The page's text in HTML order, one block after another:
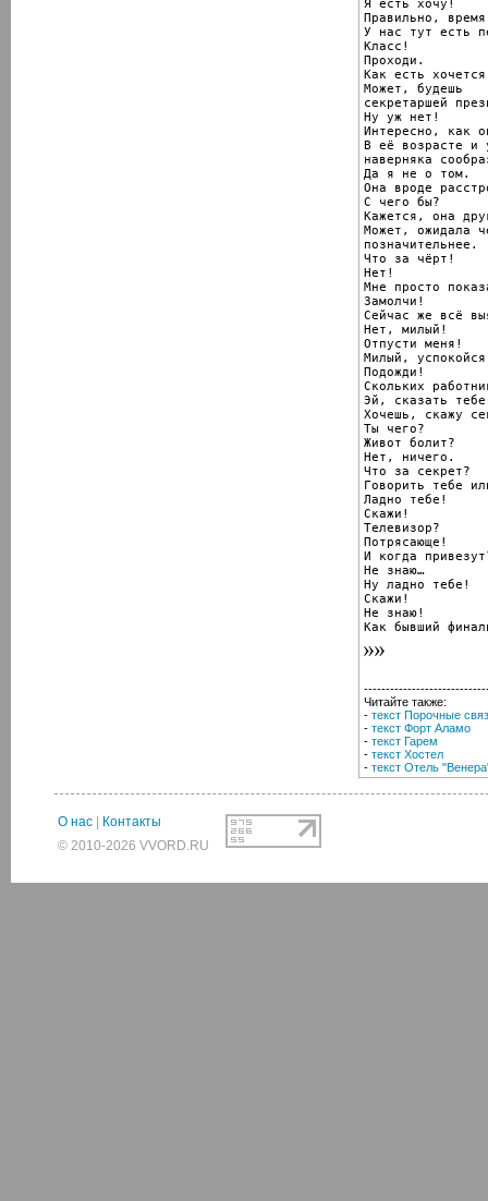
Я есть хочу!
Правильно,
У нас тут есть
Класс!
Проходи.
Как есть
Может, будешь
секретаршей
Ну уж нет!
Интересно, как
В её возрасте и
наверняка
Да я не о том.
Она вроде
С чего бы?
Кажется, она
Может, ожидала
позначительнее.
Что за чёрт!
Нет!
Мне просто
Замолчи!
Сейчас же всё
Нет, милый!
Отпусти меня!
Милый,
Подожди!
Скольких
Эй, сказать тебе
Хочешь, скажу
Ты чего?
Живот болит?
Нет, ничего.
Что за секрет?
Говорить тебе
Ладно тебе!
Скажи!
Телевизор?
Потрясающе!
И когда
Не знаю…
Ну ладно тебе!
Скажи!
Не знаю!
Как бывший
Читайте также:
- текст Порочные
- текст Форт Аламо
- текст Гарем
- текст Хостел
- текст Отель
О нас
Контакты
© 2010-2026 VVORD.RU